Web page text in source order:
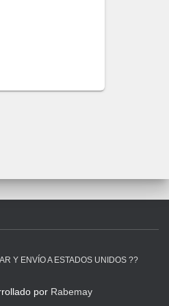
Y ENVÍO A ESTADOS UNIDOS ??
por Rabemay